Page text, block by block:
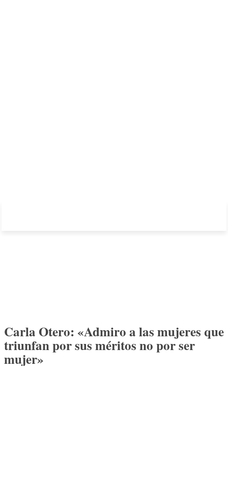
Carla Otero: «Admiro a las mujeres que
triunfan por sus méritos no por ser
mujer»